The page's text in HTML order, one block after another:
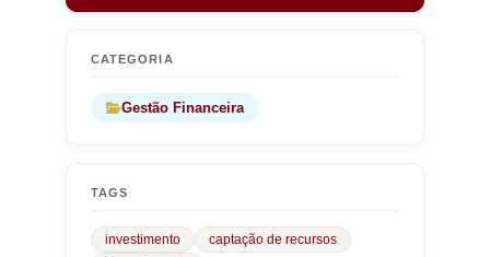
CATEGORIA
Gestão Financeira
TAGS
investimento
captação de recursos